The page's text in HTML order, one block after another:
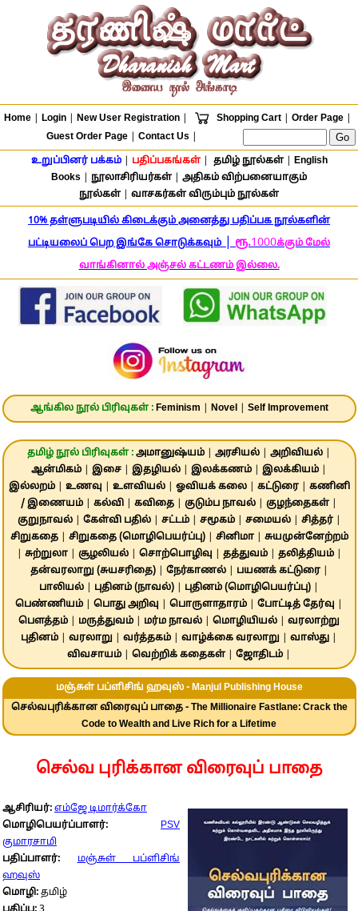
Home Login New User Registration Shopping Cart Order Page
Guest Order Page| Contact Us
உறுப்பினர் பக்கம்| பதிப்பகங்கள்| தமிழ் நூல்கள்| English
Books
நூலாசிரியர்கள்| அதிகம் விற்பனையாகும்
நூல்கள்| வாசகர்கள் விரும்பும் நூல்கள்
10% தள்ளுபடியில் கிடைக்கும் அனைத்து பதிப்பக நூல்களின்
பட்டியலைப் பெற இங்கே சொடுக்கவும்|ரூ.1000க்கும் மேல்
வாங்கினால் அஞ்சல் கட்டணம் இல்லை.
ஆங்கில நூல் பிரிவுகள் : Feminism Novel| Self Improvement
தமிழ் நூல் பிரிவுகள் : அமானுஷ்யம் அரசியல் அறிவியல்
ஆன்மிகம்
இசை இதழியல் இலக்கணம் இலக்கியம்
இல்லறம்| உணவு உளவியல்| ஓவியக் கலை| கட்டுரை| கணினி
/ இணையம்
கல்வி கவிதை குடும்ப நாவல் குழந்தைகள்|
குறுநாவல்| கேள்வி பதில்| சட்டம்| சமூகம்| சமையல்| சித்தர்|
சிறுகதை| சிறுகதை (மொழிபெயர்ப்பு)| சினிமா| சுயமுன்னேற்றம்
சுற்றுலா| சூழலியல்| சொற்பொழிவு தத்துவம்| தலித்தியம்|
தன்வரலாறு (சுயசரிதை)| நேர்காணல்| பயணக் கட்டுரை|
பாலியல்
புதினம் (நாவல்) புதினம் (மொழிபெயர்ப்பு)
பெண்ணியம்
பொது அறிவு பொருளாதாரம் போட்டித் தேர்வு
பௌத்தம்
மருத்துவம் மர்ம நாவல் மொழியியல்
வரலாற்று
புதினம்
வரலாறு வர்த்தகம் வாழ்க்கை வரலாறு வாஸ்து
விவசாயம்
வெற்றிக் கதைகள்| ஜோதிடம்
மஞ்சுள் பப்ளிசிங் ஹவுஸ் - Manjul Publishing House
செல்வபுரிக்கான விரைவுப் பாதை - The Millionaire Fastlane: Crack the
Code to Wealth and Live Rich for a Lifetime
செல்வ புரிக்கான விரைவுப் பாதை
ஆசிரியர்: எம்ஜே டிமார்க்கோ
மொழிபெயர்ப்பாளர்: PSV
குமாரசாமி
பதிப்பாளர்:
மஞ்சுள் பப்ளிசிங்
ஹவுஸ்
மொழி: தமிழ்